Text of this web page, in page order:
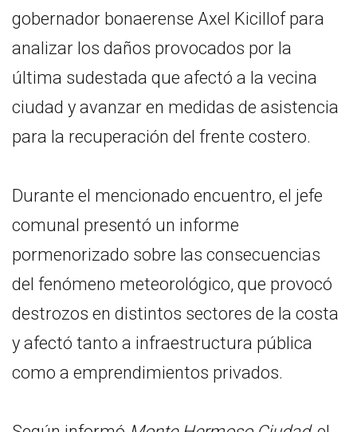
gobernador bonaerense Axel Kicillof para
analizar los daños provocados por la
última sudestada que afectó a la vecina
ciudad y avanzar en medidas de asistencia
para la recuperación del frente costero.
Durante el mencionado encuentro, el jefe
comunal presentó un informe
pormenorizado sobre las consecuencias
del fenómeno meteorológico, que provocó
destrozos en distintos sectores de la costa
y afectó tanto a infraestructura pública
como a emprendimientos privados.